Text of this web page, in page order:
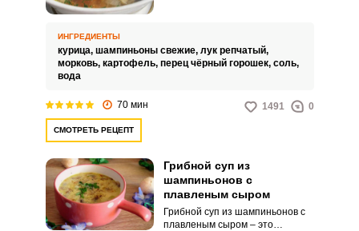
полезен и взрослым, и
детям.Для приготовления
куриного бульона для этого
ИНГРЕДИЕНТЫ
курица, шампиньоны свежие, лук репчатый,
морковь, картофель, перец чёрный горошек, соль,
вода
70 мин 1491 0
СМОТРЕТЬ РЕЦЕПТ
Грибной суп из
шампиньонов с
плавленым сыром
Грибной суп из шампиньонов с
плавленым сыром – это